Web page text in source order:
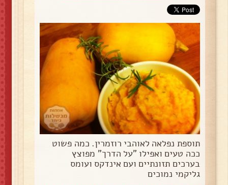
תוספת נפלאה לאוהבי רוזמרין. כמה פשוט
ככה טעים ואפילו "על הדרך" מפוצץ
בערכים תזונתיים ועם אינדקס ועומס
גליקמי נמוכים